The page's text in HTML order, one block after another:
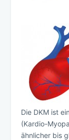
Die DKM ist
(Kardio-
ähnlicher bis